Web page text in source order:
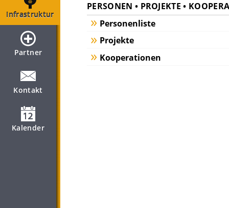
Infrastruktur
Partner
Kontakt
Kalender
PERSONEN • PROJEKTE •
Personenliste
Projekte
Kooperationen